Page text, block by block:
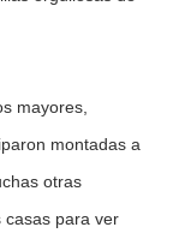
mayores,
montadas a
otras
casas para ver